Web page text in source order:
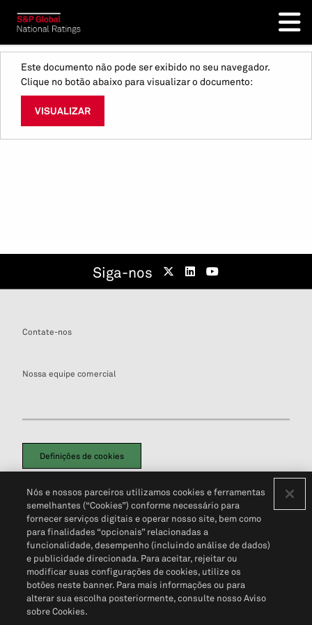
Este documento não pode ser exibido no seu navegador.
Clique no botão abaixo para visualizar o documento:
VISUALIZAR
Siga-nos
Contate-nos
Nossa equipe comercial
Definições de cookies
Política de PrivacidadePortal de privacidade do cliente (em inglês)
Não Venda Minhas Informações Pessoais© 2026 S&P Global
Nós e nossos parceiros utilizamos cookies e ferramentas
semelhantes (“Cookies”) conforme necessário para
fornecer serviços digitais e operar nosso site, bem como
para finalidades “opcionais” relacionadas a
funcionalidade, desempenho (incluindo análise de dados)
e publicidade direcionada. Para aceitar, rejeitar ou
modificar suas configurações de cookies, utilize os
botões neste banner. Para mais informações ou para
alterar sua escolha posteriormente, consulte nosso Aviso
sobre Cookies.